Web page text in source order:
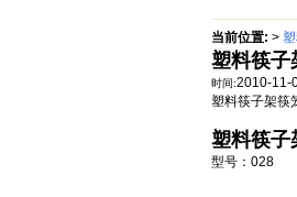
当前位置: >
塑料筷子
时间:2010-11-
塑料筷子架筷
塑料筷子
型号：028